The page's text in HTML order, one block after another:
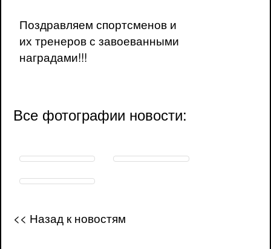
Поздравляем спортсменов и
их тренеров с завоеванными
наградами!!!
Все фотографии новости:
<< Назад к новостям